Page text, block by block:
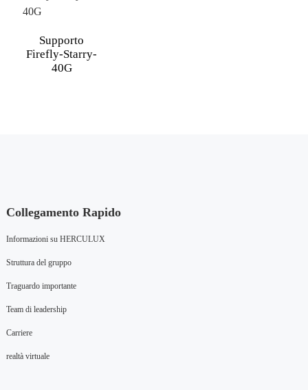
Supporto
Firefly-Starry-
40G
Collegamento Rapido
Informazioni su HERCULUX
Struttura del gruppo
Traguardo importante
Team di leadership
Carriere
realtà virtuale